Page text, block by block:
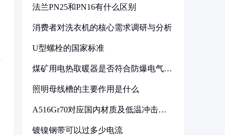
法兰PN25和PN16有什么区别
消费者对洗衣机的核心需求调研与分析
U型螺栓的国家标准
煤矿用电热取暖器是否符合防爆电气设
照明母线槽的主要作用是什么
A516Gr70对应国内材质及低温冲击要
镀镍钢带可以过多少电流